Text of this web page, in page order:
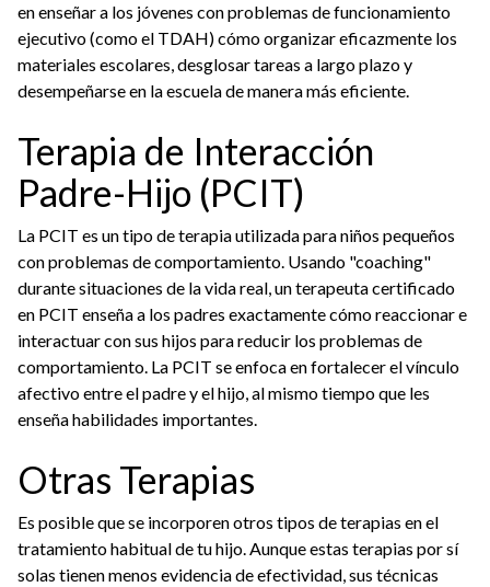
en enseñar a los jóvenes con problemas de funcionamiento
ejecutivo (como el TDAH) cómo organizar eficazmente los
materiales escolares, desglosar tareas a largo plazo y
desempeñarse en la escuela de manera más eficiente.
Terapia de Interacción
Padre-Hijo (PCIT)
La PCIT es un tipo de terapia utilizada para niños pequeños
con problemas de comportamiento. Usando "coaching"
durante situaciones de la vida real, un terapeuta certificado
en PCIT enseña a los padres exactamente cómo reaccionar e
interactuar con sus hijos para reducir los problemas de
comportamiento. La PCIT se enfoca en fortalecer el vínculo
afectivo entre el padre y el hijo, al mismo tiempo que les
enseña habilidades importantes.
Otras Terapias
Es posible que se incorporen otros tipos de terapias en el
tratamiento habitual de tu hijo. Aunque estas terapias por sí
solas tienen menos evidencia de efectividad, sus técnicas